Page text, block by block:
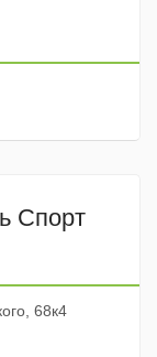
Спорт
68к4